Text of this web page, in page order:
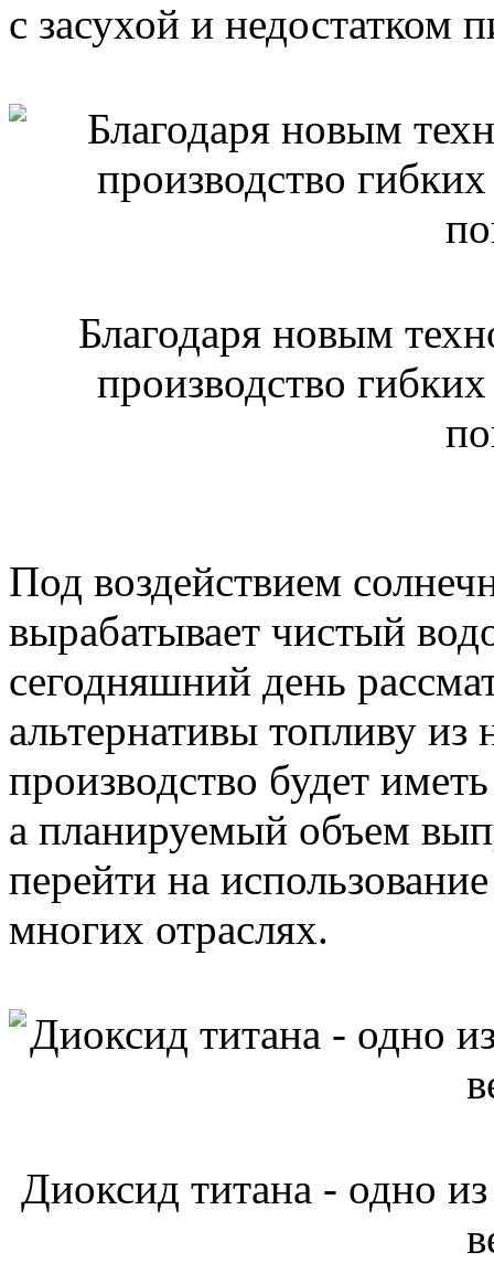
с засухой и недостатком
Благодаря новым
производство
Под воздействием
вырабатывает чистый
сегодняшний день
альтернативы топливу
производство будет
а планируемый объем
перейти на
многих отраслях.
Диоксид титана - одно